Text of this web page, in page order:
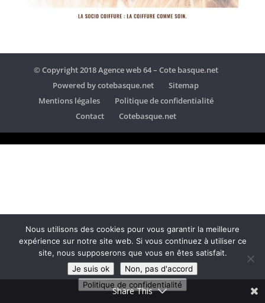
© Copyright 2018 Agence web 64 – Cote basque.net
Powered by cotebasque.net
Sitemap
Mentions légales
Politique de confidentialité
Contact
Cotebasque.net
Share This
Nous utilisons des cookies pour vous garantir la meilleure
expérience sur notre site web. Si vous continuez à utiliser ce
site, nous supposerons que vous en êtes satisfait.
Je suis ok
Non, pas d'accord
Politique de confidentialité